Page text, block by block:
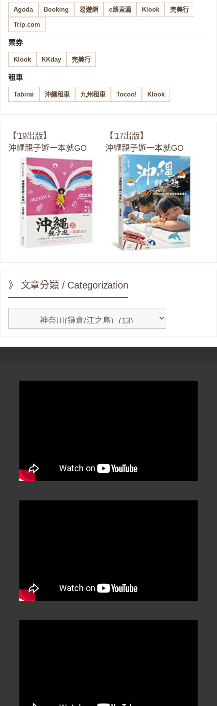
Agoda Booking 易遊網 e路東瀛 Klook 完美行
Trip.com
票券
Klook KKday 完美行
租車
Tabirai 沖繩租車 九州租車 Tocoo! Klook
【'19出版】
沖繩親子遊一本就GO
【'17出版】
沖繩親子遊一本就GO
》 文章分類 / Categorization
分